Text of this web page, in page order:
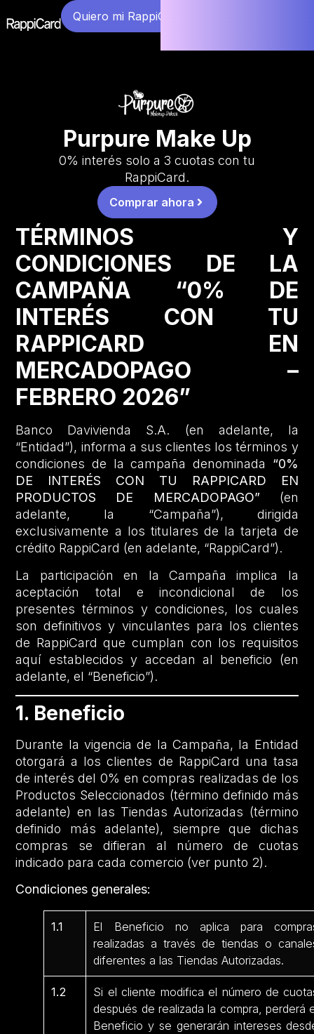
Quiero mi RappiCard
Purpure Make Up
0% interés solo a 3 cuotas con tu
RappiCard.
Comprar ahora
TÉRMINOS Y
CONDICIONES DE LA
CAMPAÑA “0% DE
INTERÉS CON TU
RAPPICARD EN
MERCADOPAGO –
FEBRERO 2026”
Banco Davivienda S.A. (en adelante, la
“Entidad”), informa a sus clientes los términos y
condiciones de la campaña denominada “0%
DE INTERÉS CON TU RAPPICARD EN
PRODUCTOS DE MERCADOPAGO” (en
adelante, la “Campaña”), dirigida
exclusivamente a los titulares de la tarjeta de
crédito RappiCard (en adelante, “RappiCard”).
La participación en la Campaña implica la
aceptación total e incondicional de los
presentes términos y condiciones, los cuales
son definitivos y vinculantes para los clientes
de RappiCard que cumplan con los requisitos
aquí establecidos y accedan al beneficio (en
adelante, el “Beneficio”).
1. Beneficio
Durante la vigencia de la Campaña, la Entidad
otorgará a los clientes de RappiCard una tasa
de interés del 0% en compras realizadas de los
Productos Seleccionados (término definido más
adelante) en las Tiendas Autorizadas (término
definido más adelante), siempre que dichas
compras se difieran al número de cuotas
indicado para cada comercio (ver punto 2).
Condiciones generales:
1.1
El Beneficio no aplica para
realizadas a través de tiendas o
diferentes a las Tiendas Autorizadas.
1.2
Si el cliente modifica el número de
después de realizada la compra, perderá
Beneficio y se generarán intereses